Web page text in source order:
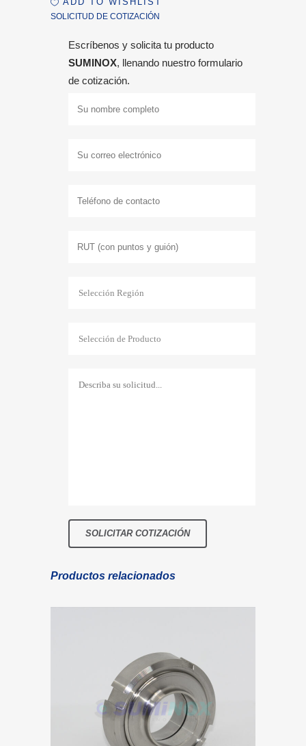
SOLICITUD DE COTIZACIÓN
Escríbenos y solicita tu producto
SUMINOX, llenando nuestro formulario
de cotización.
Productos relacionados